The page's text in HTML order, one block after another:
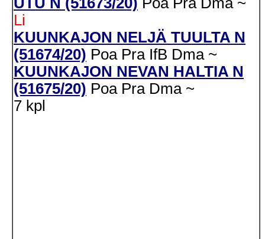
Li
KUUNKAJON NELJÄ TUULTA N
(51674/20) Poa Pra IfB Dma ~
KUUNKAJON NEVAN HALTIA N
(51675/20) Poa Pra Dma ~
7 kpl